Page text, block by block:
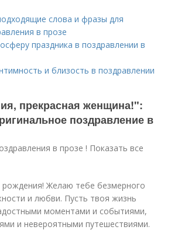
слова и фразы для
в прозе
праздника в поздравлении в
и близость в поздравлении
прекрасная женщина!":
поздравление в
в прозе ! Показать все
Желаю тебе безмерного
и любви. Пусть твоя жизнь
моментами и событиями,
и невероятными путешествиями.